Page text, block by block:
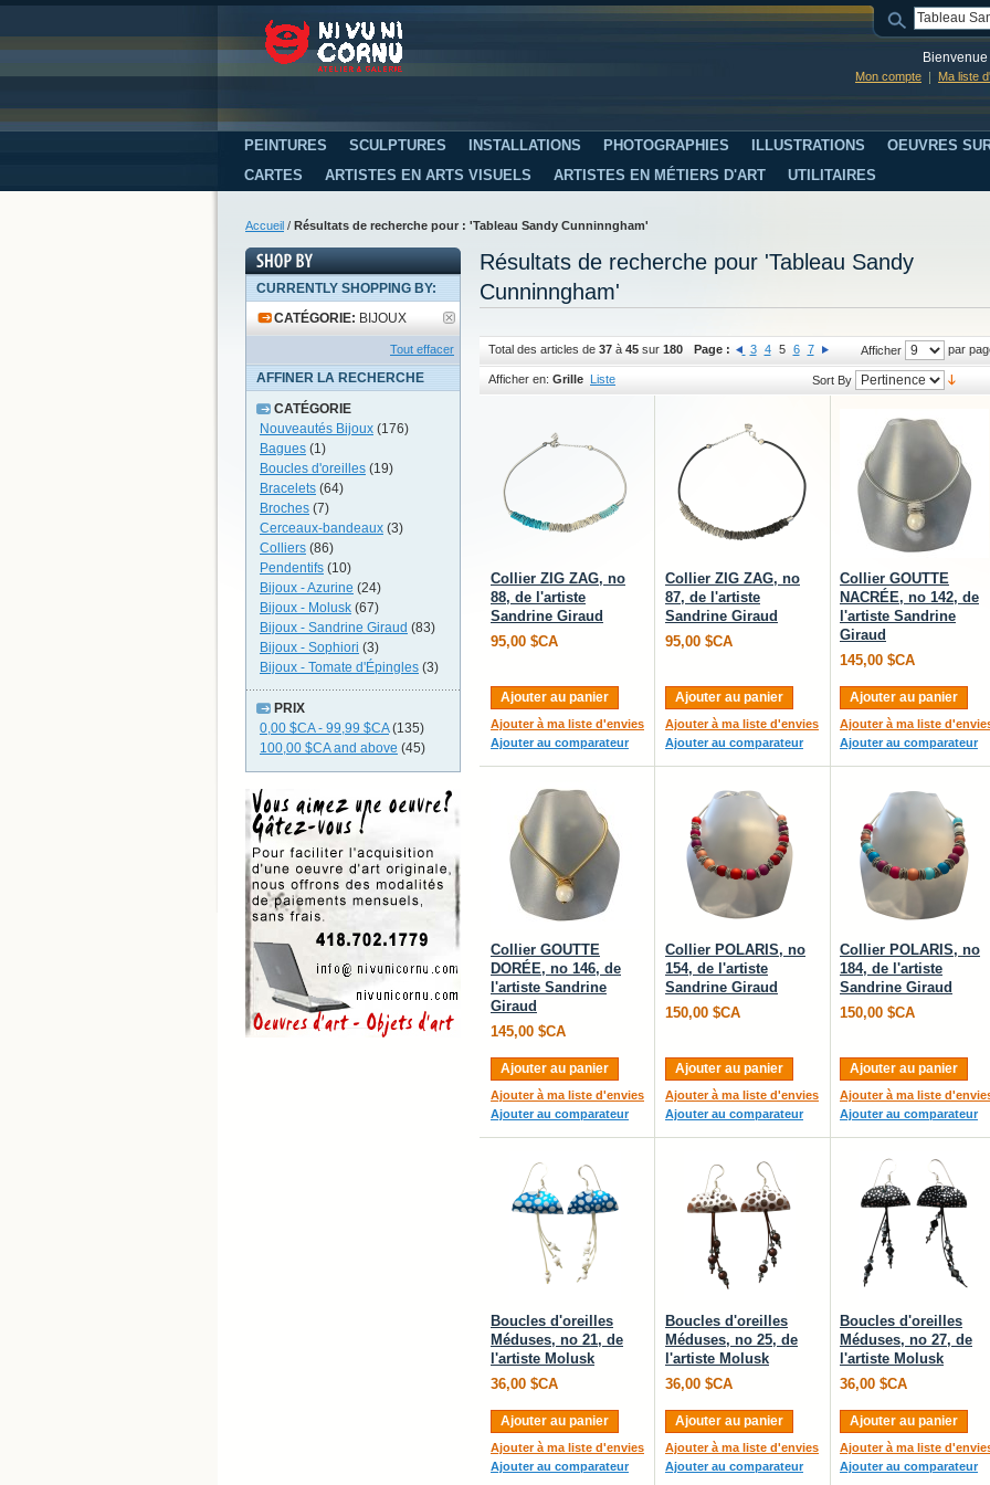
Mon compte Ma liste
PEINTURES SCULPTURES INSTALLATIONS PHOTOGRAPHIES ILLUSTRATIONS
OEUVRES
CARTES
ARTISTES EN ARTS VISUELS ARTISTES EN MÉTIERS D'ART UTILITAIRES
Accueil / Résultats de recherche pour : 'Tableau Sandy Cunninngham'
Résultats de recherche pour 'Tableau Sandy
Cunninngham'
Total des articles de 37 à 45 sur 180 Afficher par
Page : 3 4 5 6 7
Afficher en: Grille Liste Sort By
Collier ZIG ZAG, no
88, de l'artiste
Sandrine Giraud
95,00 $CA
Ajouter au panier
Ajouter à ma liste d'envies
Ajouter au comparateur
Collier ZIG ZAG, no
87, de l'artiste
Sandrine Giraud
95,00 $CA
Ajouter au panier
Ajouter à ma liste d'envies
Ajouter au comparateur
Collier GOUTTE
NACRÉE, no 142, de
l'artiste Sandrine
Giraud
145,00 $CA
Ajouter au panier
Ajouter à ma liste
Ajouter au comparateur
Collier GOUTTE
DORÉE, no 146, de
l'artiste Sandrine
Giraud
145,00 $CA
Ajouter au panier
Ajouter à ma liste d'envies
Ajouter au comparateur
Collier POLARIS, no
154, de l'artiste
Sandrine Giraud
150,00 $CA
Ajouter au panier
Ajouter à ma liste d'envies
Ajouter au comparateur
Collier POLARIS, no
184, de l'artiste
Sandrine Giraud
150,00 $CA
Ajouter au panier
Ajouter à ma liste
Ajouter au comparateur
Boucles d'oreilles
Méduses, no 21, de
l'artiste Molusk
36,00 $CA
Ajouter au panier
Ajouter à ma liste d'envies
Ajouter au comparateur
Boucles d'oreilles
Méduses, no 25, de
l'artiste Molusk
36,00 $CA
Ajouter au panier
Ajouter à ma liste d'envies
Ajouter au comparateur
Boucles d'oreilles
Méduses, no 27, de
l'artiste Molusk
36,00 $CA
Ajouter au panier
Ajouter à ma liste
Ajouter au comparateur
CURRENTLY SHOPPING BY:
CATÉGORIE: BIJOUX
Tout effacer
AFFINER LA RECHERCHE
CATÉGORIE
Nouveautés Bijoux (176)
Bagues (1)
Boucles d'oreilles (19)
Bracelets (64)
Broches (7)
Cerceaux-bandeaux (3)
Colliers (86)
Pendentifs (10)
Bijoux - Azurine (24)
Bijoux - Molusk (67)
Bijoux - Sandrine Giraud (83)
Bijoux - Sophiori (3)
Bijoux - Tomate d'Épingles (3)
PRIX
0,00 $CA- 99,99 $CA(135)
100,00 $CAand above (45)